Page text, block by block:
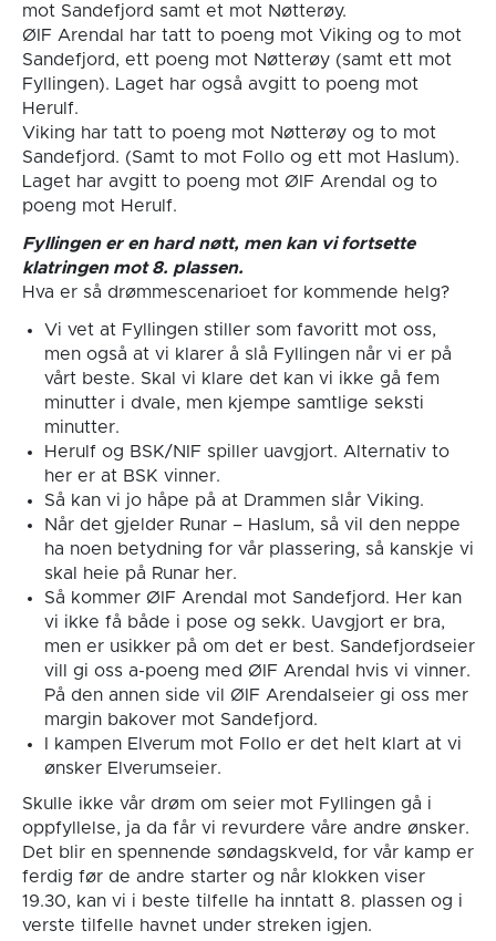
mot Sandefjord samt et mot Nøtterøy.
ØIF Arendal har tatt to poeng mot Viking og to mot
Sandefjord, ett poeng mot Nøtterøy (samt ett mot
Fyllingen). Laget har også avgitt to poeng mot
Herulf.
Viking har tatt to poeng mot Nøtterøy og to mot
Sandefjord. (Samt to mot Follo og ett mot Haslum).
Laget har avgitt to poeng mot ØIF Arendal og to
poeng mot Herulf.
Fyllingen er en hard nøtt, men kan vi fortsette
klatringen mot 8. plassen.
Hva er så drømmescenarioet for kommende helg?
Vi vet at Fyllingen stiller som favoritt mot oss,
men også at vi klarer å slå Fyllingen når vi er på
vårt beste. Skal vi klare det kan vi ikke gå fem
minutter i dvale, men kjempe samtlige seksti
minutter.
Herulf og BSK/NIF spiller uavgjort. Alternativ to
her er at BSK vinner.
Så kan vi jo håpe på at Drammen slår Viking.
Når det gjelder Runar – Haslum, så vil den neppe
ha noen betydning for vår plassering, så kanskje vi
skal heie på Runar her.
Så kommer ØIF Arendal mot Sandefjord. Her kan
vi ikke få både i pose og sekk. Uavgjort er bra,
men er usikker på om det er best. Sandefjordseier
vill gi oss a-poeng med ØIF Arendal hvis vi vinner.
På den annen side vil ØIF Arendalseier gi oss mer
margin bakover mot Sandefjord.
I kampen Elverum mot Follo er det helt klart at vi
ønsker Elverumseier.
Skulle ikke vår drøm om seier mot Fyllingen gå i
oppfyllelse, ja da får vi revurdere våre andre ønsker.
Det blir en spennende søndagskveld, for vår kamp er
ferdig før de andre starter og når klokken viser
19.30, kan vi i beste tilfelle ha inntatt 8. plassen og i
verste tilfelle havnet under streken igjen.